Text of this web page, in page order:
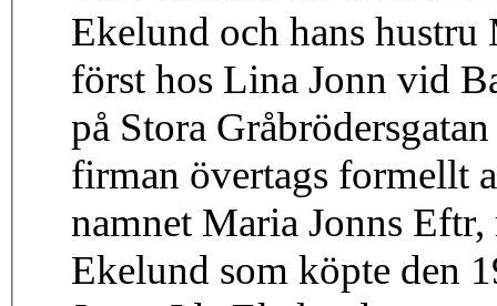
Ekelund och hans hustru
först hos Lina Jonn vid
på Stora
firman övertags formellt
namnet Maria Jonns
Ekelund som köpte den